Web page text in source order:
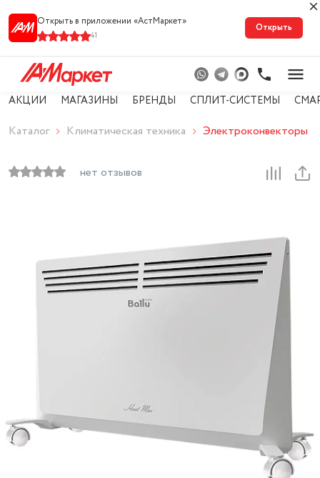
Открыть в приложении «АстМарке‪т‬»
41
Открыть
АКЦИИ МАГАЗИНЫ БРЕНДЫ СПЛИТ-СИСТЕМЫ
Каталог Климатическая техника Электроконвекторы
нет отзывов